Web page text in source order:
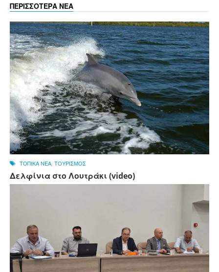
ΠΕΡΙΣΣΟΤΕΡΑ ΝΕΑ
ΤΟΠΙΚΑ ΝΕΑ ΤΟΥΡΙΣΜΟΣ
Δελφίνια στο Λουτράκι (video)